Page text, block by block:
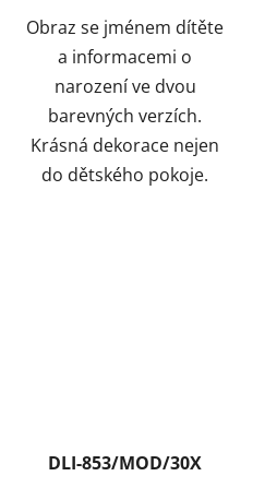
Obraz se jménem dítěte
a informacemi o
narození ve dvou
barevných verzích.
Krásná dekorace nejen
do dětského pokoje.
DLI-853/MOD/30X